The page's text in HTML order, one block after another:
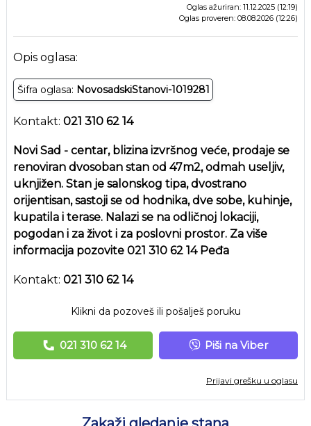
Oglas ažuriran: 11.12.2025 (12:19)
Oglas proveren: 08.08.2026 (12:26)
Opis oglasa:
Šifra oglasa: NovosadskiStanovi-1019281
Kontakt: 021 310 62 14
Novi Sad - centar, blizina izvršnog veće, prodaje se
renoviran dvosoban stan od 47m2, odmah useljiv,
uknjižen. Stan je salonskog tipa, dvostrano
orijentisan, sastoji se od hodnika, dve sobe, kuhinje,
kupatila i terase. Nalazi se na odličnoj lokaciji,
pogodan i za život i za poslovni prostor. Za više
informacija pozovite 021 310 62 14 Peđa
Kontakt: 021 310 62 14
Klikni da pozoveš ili pošalješ poruku
021 310 62 14 Piši na Viber
Prijavi grešku u oglasu